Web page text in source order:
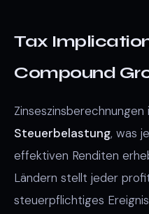
Tax
Compound
Steuerbelastung, was
effektiven Renditen
Ländern stellt jeder
steuerpflichtiges